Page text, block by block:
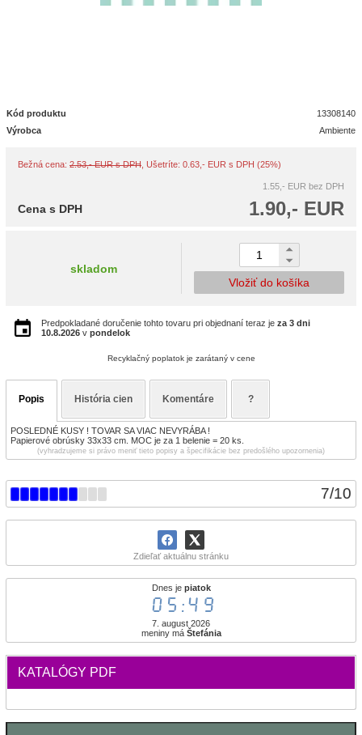
7/10
Zdieľať aktuálnu stránku
Dnes je piatok
05:49
7. august 2026
meniny má Štefánia
KATALÓGY PDF
Kód produktu
13308140
Výrobca
Ambiente
Bežná cena: 2.53,- EUR s DPH , Ušetríte: 0.63,- EUR s DPH (25%)
1.55,- EUR bez DPH
1.90,- EUR
Cena s DPH
skladom
Vložiť do košíka
Predpokladané doručenie tohto tovaru pri objednaní teraz je za 3 dni
10.8.2026 v pondelok
Recyklačný poplatok je zarátaný v cene
Popis História cien Komentáre ?
POSLEDNÉ KUSY ! TOVAR SA VIAC NEVYRÁBA !
Papierové obrúsky 33x33 cm. MOC je za 1 belenie = 20 ks.
(vyhradzujeme si právo meniť tieto popisy a špecifikácie bez predošlého upozornenia)